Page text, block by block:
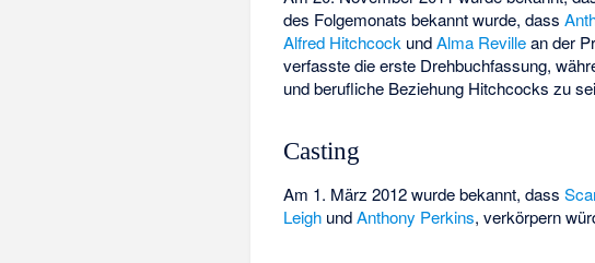
des Folgemonats bekannt wurde, dass
Alfred Hitchcock undAlma Revillean der
verfasste die erste Drehbuchfassung,
und berufliche Beziehung Hitchcocks zu
Casting
Am 1. März 2012 wurde bekannt, dass
Leigh undAnthony Perkins, verkörpern